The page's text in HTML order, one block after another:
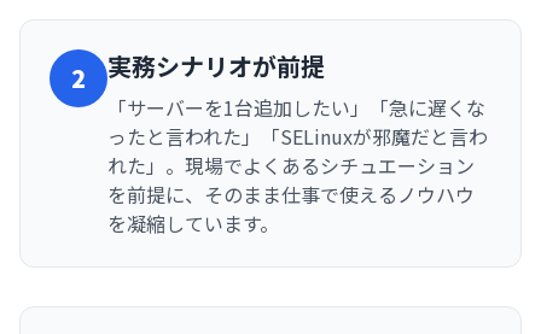
2 実務シナリオが前提
「サーバーを1台追加したい」「急に遅くな
ったと言われた」「SELinuxが邪魔だと言わ
れた」。現場でよくあるシチュエーション
を前提に、そのまま仕事で使えるノウハウ
を凝縮しています。